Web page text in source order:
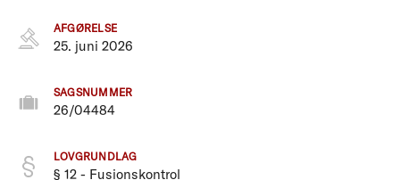
AFGØRELSE
25. juni 2026
SAGSNUMMER
26/04484
LOVGRUNDLAG
§ 12 - Fusionskontrol